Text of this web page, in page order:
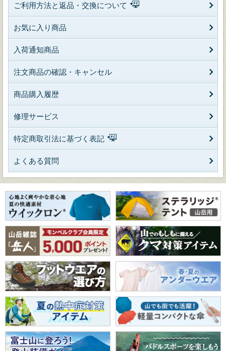
ご利用方法と返品・交換について
お気に入り商品
入荷通知商品
注文商品の確認・キャンセル
商品購入履歴
修理サービス
特定商取引法に基づく表記
よくある質問